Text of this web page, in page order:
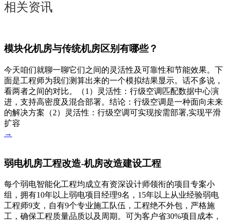
相关资讯
模块化机房与传统机房区别有哪些？
今天咱们就聊一聊它们之间的灵活性及可靠性和节能效果。下
面是工程师为我们测算出来的一个模拟结果显示。话不多说，
看两者之间的对比。（1）灵活性：行级空调匹配数据中心演
进，支持高密度及混合部署。结论：行级空调是一种面向未来
的解决方案（2）灵活性：行级空调可实现按需部署,实现平滑
扩容
→
弱电机房工程改造-机房改造建设工程
每个弱电智能化工程均成立有资深设计师领衔的项目专案小
组，拥有10年以上弱电项目经理9名，15年以上从业经验弱电
工程师9支，自有9个专业施工队伍，工程绝不外包，严格施
工，确保工程质量品质以及周期。可为客户省30%项目成本，